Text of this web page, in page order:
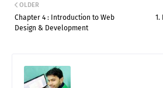
1.
OLDER
Chapter 4 : Introduction to Web
Design & Development